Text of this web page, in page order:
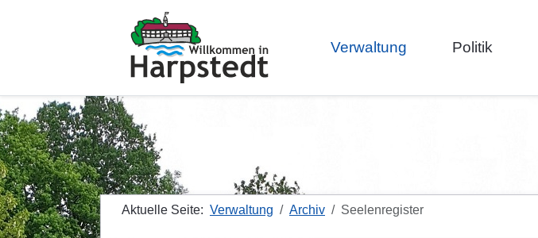
Verwaltung Politik
Aktuelle Seite: Verwaltung Archiv Seelenregister